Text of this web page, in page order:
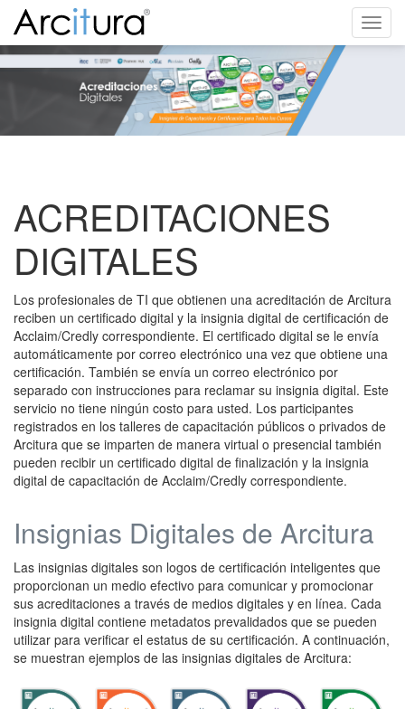
ACREDITACIONES
DIGITALES
Los profesionales de TI que obtienen una acreditación de Arcitura
reciben un certificado digital y la insignia digital de certificación de
Acclaim/Credly correspondiente. El certificado digital se le envía
automáticamente por correo electrónico una vez que obtiene una
certificación. También se envía un correo electrónico por
separado con instrucciones para reclamar su insignia digital. Este
servicio no tiene ningún costo para usted. Los participantes
registrados en los talleres de capacitación públicos o privados de
Arcitura que se imparten de manera virtual o presencial también
pueden recibir un certificado digital de finalización y la insignia
digital de capacitación de Acclaim/Credly correspondiente.
Insignias Digitales de Arcitura
Las insignias digitales son logos de certificación inteligentes que
proporcionan un medio efectivo para comunicar y promocionar
sus acreditaciones a través de medios digitales y en línea. Cada
insignia digital contiene metadatos prevalidados que se pueden
utilizar para verificar el estatus de su certificación. A continuación,
se muestran ejemplos de las insignias digitales de Arcitura: